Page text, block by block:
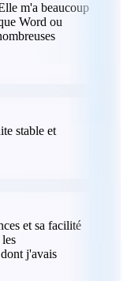
m'a beaucoup
Word ou
stable et
et sa facilité
j'avais